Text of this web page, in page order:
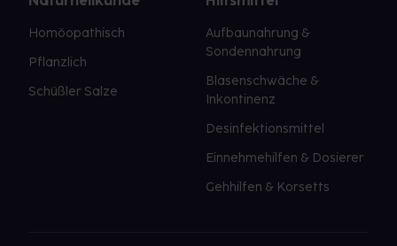
Homöopathisch
Pflanzlich
Schüßler Salze
Aufbaunahrung &
Sondennahrung
Blasenschwäche &
Inkontinenz
Desinfektionsmittel
Einnehmehilfen & Dosierer
Gehhilfen & Korsetts